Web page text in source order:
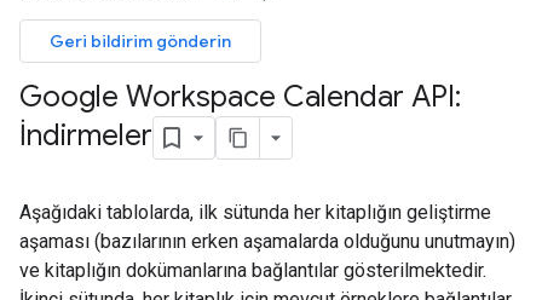
Geri bildirim gönderin
Google Workspace Calendar API:
İndirmeler
Aşağıdaki tablolarda, ilk sütunda her kitaplığın geliştirme
aşaması (bazılarının erken aşamalarda olduğunu unutmayın)
ve kitaplığın dokümanlarına bağlantılar gösterilmektedir.